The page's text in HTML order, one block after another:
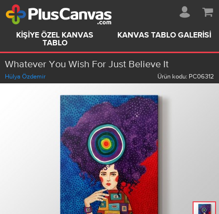
KIŞIYE ÖZEL KANVAS
TABLO
KANVAS TABLO GALERISI
Whatever You Wish For Just Believe It
Hülya Özdemir Ürün kodu: PC06312